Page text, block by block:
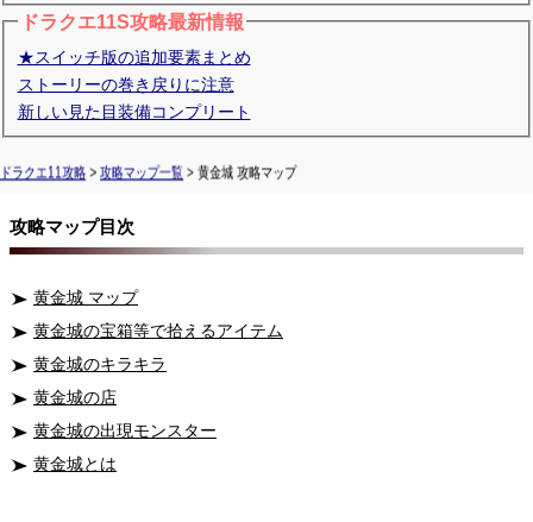
ドラクエ11S攻略最新情報
★スイッチ版の追加要素まとめ
ストーリーの巻き戻りに注意
新しい見た目装備コンプリート
ドラクエ11攻略 > 攻略マップ一覧 > 黄金城 攻略マップ
攻略マップ目次
黄金城 マップ
黄金城の宝箱等で拾えるアイテム
黄金城のキラキラ
黄金城の店
黄金城の出現モンスター
黄金城とは